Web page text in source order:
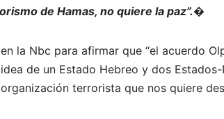
de Hamas, no quiere la paz”.�
la Nbc para afirmar que “el acuerdo
de un Estado Hebreo y dos
terrorista que nos quiere